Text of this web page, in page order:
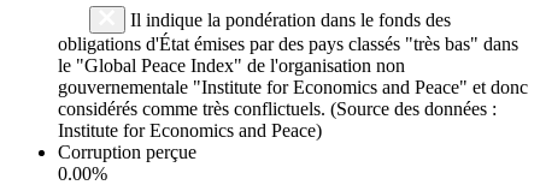
Il indique la pondération dans le fonds des
obligations d'État émises par des pays classés "très bas" dans
le "Global Peace Index" de l'organisation non
gouvernementale "Institute for Economics and Peace" et donc
considérés comme très conflictuels. (Source des données :
Institute for Economics and Peace)
Corruption perçue
0.00%